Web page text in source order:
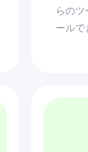
らの
ールで